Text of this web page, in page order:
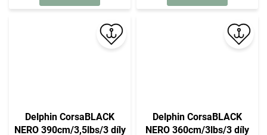
Delphin CorsaBLACK
NERO 390cm/3,5lbs/3 díly
Delphin CorsaBLACK
NERO 360cm/3lbs/3 díly